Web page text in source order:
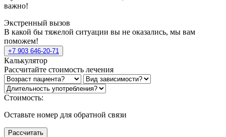
важно!
Экстренный вызов
В какой бы тяжелой ситуации вы не оказались, мы вам
поможем!
+7 903 646-20-71
Калькулятор
Рассчитайте стоимость лечения
Стоимость:
Оставьте номер для обратной связи
Рассчитать